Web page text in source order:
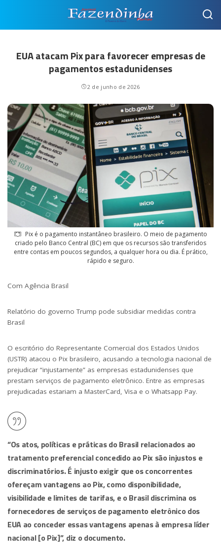
EUA atacam Pix para favorecer empresas de
pagamentos estadunidenses
2 de junho de 2026
Pix é o pagamento instantâneo brasileiro. O meio de pagamento
criado pelo Banco Central (BC) em que os recursos são transferidos
entre contas em poucos segundos, a qualquer hora ou dia. É prático,
rápido e seguro.
Com Agência Brasil
Relatório do governo Trump pode subsidiar medidas contra
Brasil
O escritório do Representante Comercial dos Estados Unidos
(USTR) atacou o Pix brasileiro, acusando a tecnologia nacional de
prejudicar “injustamente” as empresas estadunidenses que
prestam serviços de pagamento eletrônico. Entre as empresas
prejudicadas estariam a MasterCard, Visa e o Whatsapp Pay.
“Os atos, políticas e práticas do Brasil relacionados ao
tratamento preferencial concedido ao Pix são injustos e
discriminatórios. É injusto exigir que os concorrentes
ofereçam vantagens ao Pix, como disponibilidade,
visibilidade e limites de tarifas, e o Brasil discrimina os
fornecedores de serviços de pagamento eletrônico dos
EUA ao conceder essas vantagens apenas à empresa líder
nacional [o Pix]”, diz o documento.